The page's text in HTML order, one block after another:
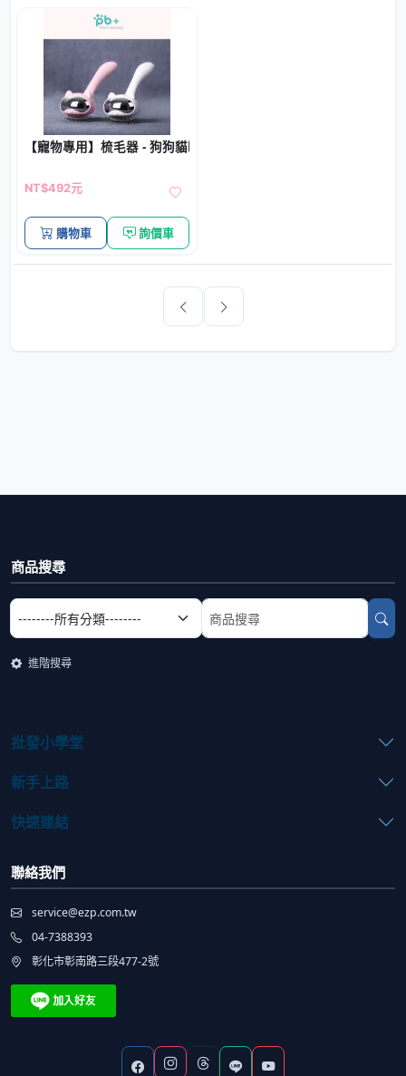
【寵物專用】梳毛器 - 狗狗貓咪按摩梳
NT$492元
購物車 詢價車
商品搜尋
選擇商品分類
搜尋商品關鍵字
進階搜尋
批發小學堂
新手上路
快速連結
聯絡我們
service@ezp.com.tw
04-7388393
彰化市彰南路三段477-2號